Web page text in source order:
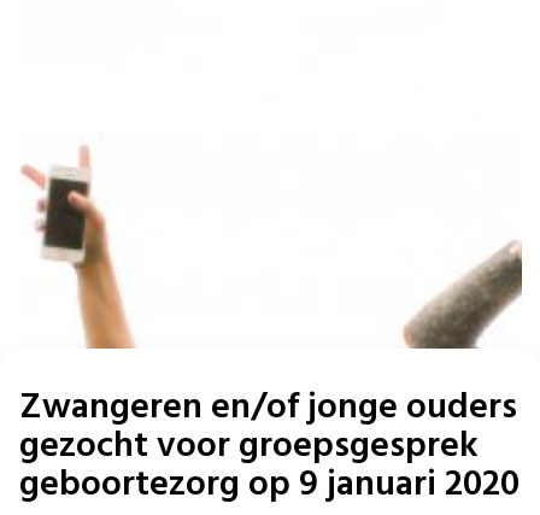
Zwangeren en/of jonge ouders
gezocht voor groepsgesprek
geboortezorg op 9 januari 2020